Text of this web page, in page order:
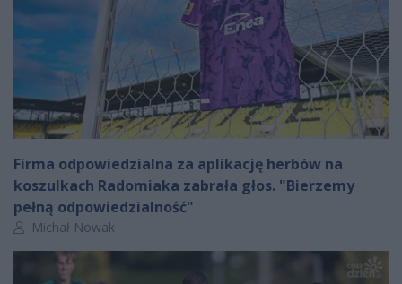
Firma odpowiedzialna za aplikację herbów na
koszulkach Radomiaka zabrała głos. "Bierzemy
pełną odpowiedzialność"
Autor artykułu:
Michał Nowak